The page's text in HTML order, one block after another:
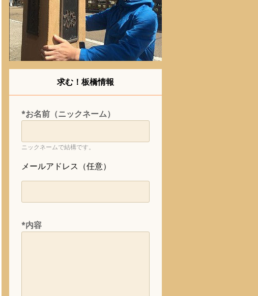
求む！板橋情報
*お名前（ニックネーム）
ニックネームで結構です。
メールアドレス（任意）
*内容